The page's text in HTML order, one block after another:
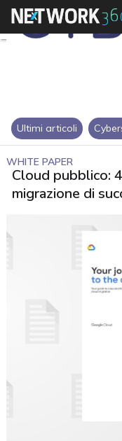
Ultimi articoli
WHITE PAPER
Cloud pubblico:
migrazione di